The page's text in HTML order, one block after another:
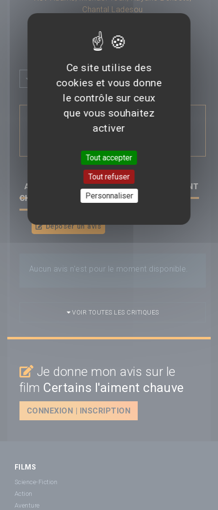
Chantal Ladesou
01h39
Compositeur :---
Budget :---
Classification :---
Pays :---
Saga :---
Comment régler son problème de calvitie
lorsqu'on a 30ans.
AVIS/CRITIQUE DU FILMCERTAINS L'AIMENT
CHAUVE
Déposer un avis
Aucun avis n'est pour le moment disponible.
VOIR TOUTES LES CRITIQUES
Je donne mon avis sur le
film Certains l'aiment chauve
CONNEXION | INSCRIPTION
FILMS
Science-Fiction
Action
Aventure
Ce site utilise des
cookies et vous donne
le contrôle sur ceux
que vous souhaitez
activer
Tout accepter
Tout refuser
Personnaliser